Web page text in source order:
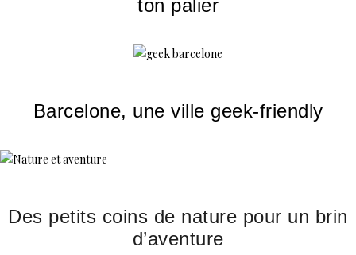
ton palier
Barcelone, une ville geek-friendly
Des petits coins de nature pour un brin
d’aventure